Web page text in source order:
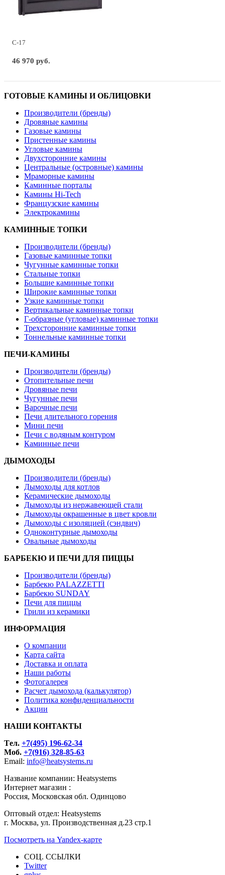
C-17
46 970 руб.
ГОТОВЫЕ КАМИНЫ И ОБЛИЦОВКИ
Производители (бренды)
Дровяные камины
Газовые камины
Пристенные камины
Угловые камины
Двухсторонние камины
Центральные (островные) камины
Мраморные камины
Каминные порталы
Камины Hi-Tech
Французские камины
Электрокамины
КАМИННЫЕ ТОПКИ
Производители (бренды)
Газовые каминные топки
Чугунные каминные топки
Стальные топки
Большие каминные топки
Широкие каминные топки
Узкие каминные топки
Вертикальные каминные топки
Г-образные (угловые) каминные топки
Трехсторонние каминные топки
Тоннельные каминные топки
ПЕЧИ-КАМИНЫ
Производители (бренды)
Отопительные печи
Дровяные печи
Чугунные печи
Варочные печи
Печи длительного горения
Мини печи
Печи с водяным контуром
Каминные печи
ДЫМОХОДЫ
Производители (бренды)
Дымоходы для котлов
Керамические дымоходы
Дымоходы из нержавеющей стали
Дымоходы окрашенные в цвет кровли
Дымоходы с изоляцией (сэндвич)
Одноконтурные дымоходы
Овальные дымоходы
БАРБЕКЮ И ПЕЧИ ДЛЯ ПИЦЦЫ
Производители (бренды)
Барбекю PALAZZETTI
Барбекю SUNDAY
Печи для пиццы
Грили из керамики
ИНФОРМАЦИЯ
О компании
Карта сайта
Доставка и оплата
Наши работы
Фотогалерея
Расчет дымохода (калькулятор)
Политика конфиденциальности
Акции
НАШИ КОНТАКТЫ
Tел. +7(495) 196-62-34
Моб. +7(916) 328-85-63
Email: info@heatsystems.ru
Название компании: Heatsystems
Интернет магазин :
Россия, Московская обл. Одинцово
Оптовый отдел: Heatsystems
г. Москва, ул. Производственная д.23 стр.1
Посмотреть на Yandex-карте
СОЦ. ССЫЛКИ
Twitter